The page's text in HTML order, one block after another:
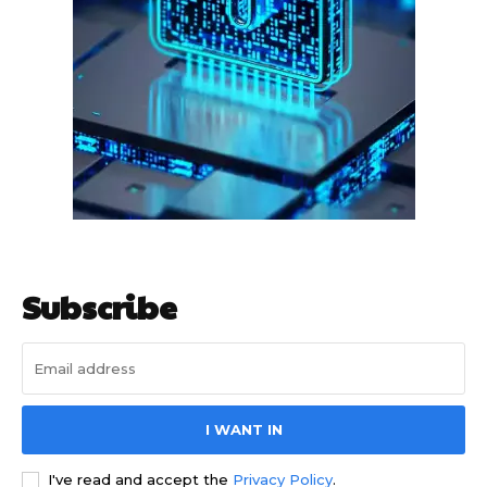
हर खाते के बदले मिलते थे 20 से 25 हजार
साइबर धोखाधड़ी बैंकिंग में
Subscribe
I WANT IN
I've read and accept the Privacy Policy.